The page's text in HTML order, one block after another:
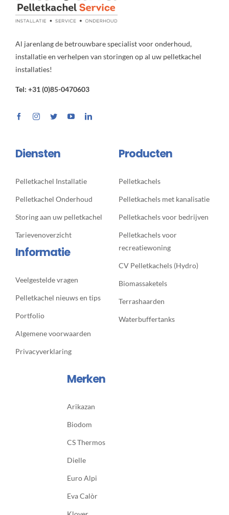
Al jarenlang de betrouwbare specialist voor onderhoud,
installatie en verhelpen van storingen op al uw pelletkachel
installaties!
Tel: +31 (0)85-0470603
Diensten
Pelletkachel Installatie
Pelletkachel Onderhoud
Storing aan uw pelletkachel
Tarievenoverzicht
Informatie
Veelgestelde vragen
Pelletkachel nieuws en tips
Portfolio
Algemene voorwaarden
Privacyverklaring
Producten
Pelletkachels
Pelletkachels met kanalisatie
Pelletkachels voor bedrijven
Pelletkachels voor
recreatiewoning
CV Pelletkachels (Hydro)
Biomassaketels
Terrashaarden
Waterbuffertanks
Merken
Arikazan
Biodom
CS Thermos
Dielle
Euro Alpi
Eva Calòr